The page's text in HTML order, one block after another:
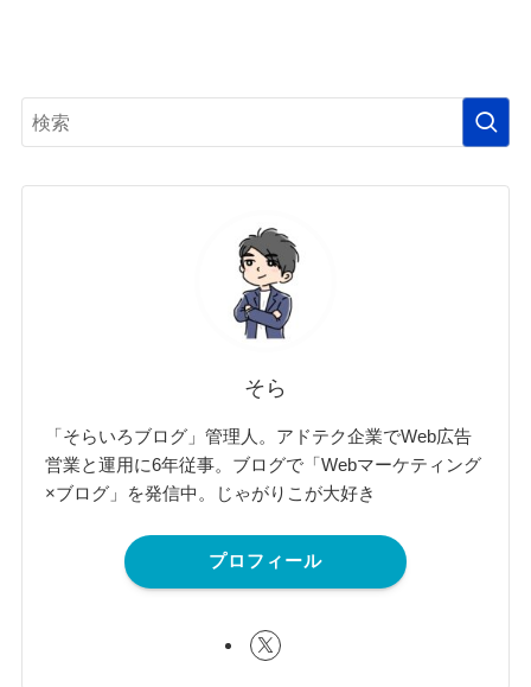
そら
「そらいろブログ」管理人。アドテク企業でWeb広告
営業と運用に6年従事。ブログで「Webマーケティング
×ブログ」を発信中。じゃがりこが大好き
プロフィール